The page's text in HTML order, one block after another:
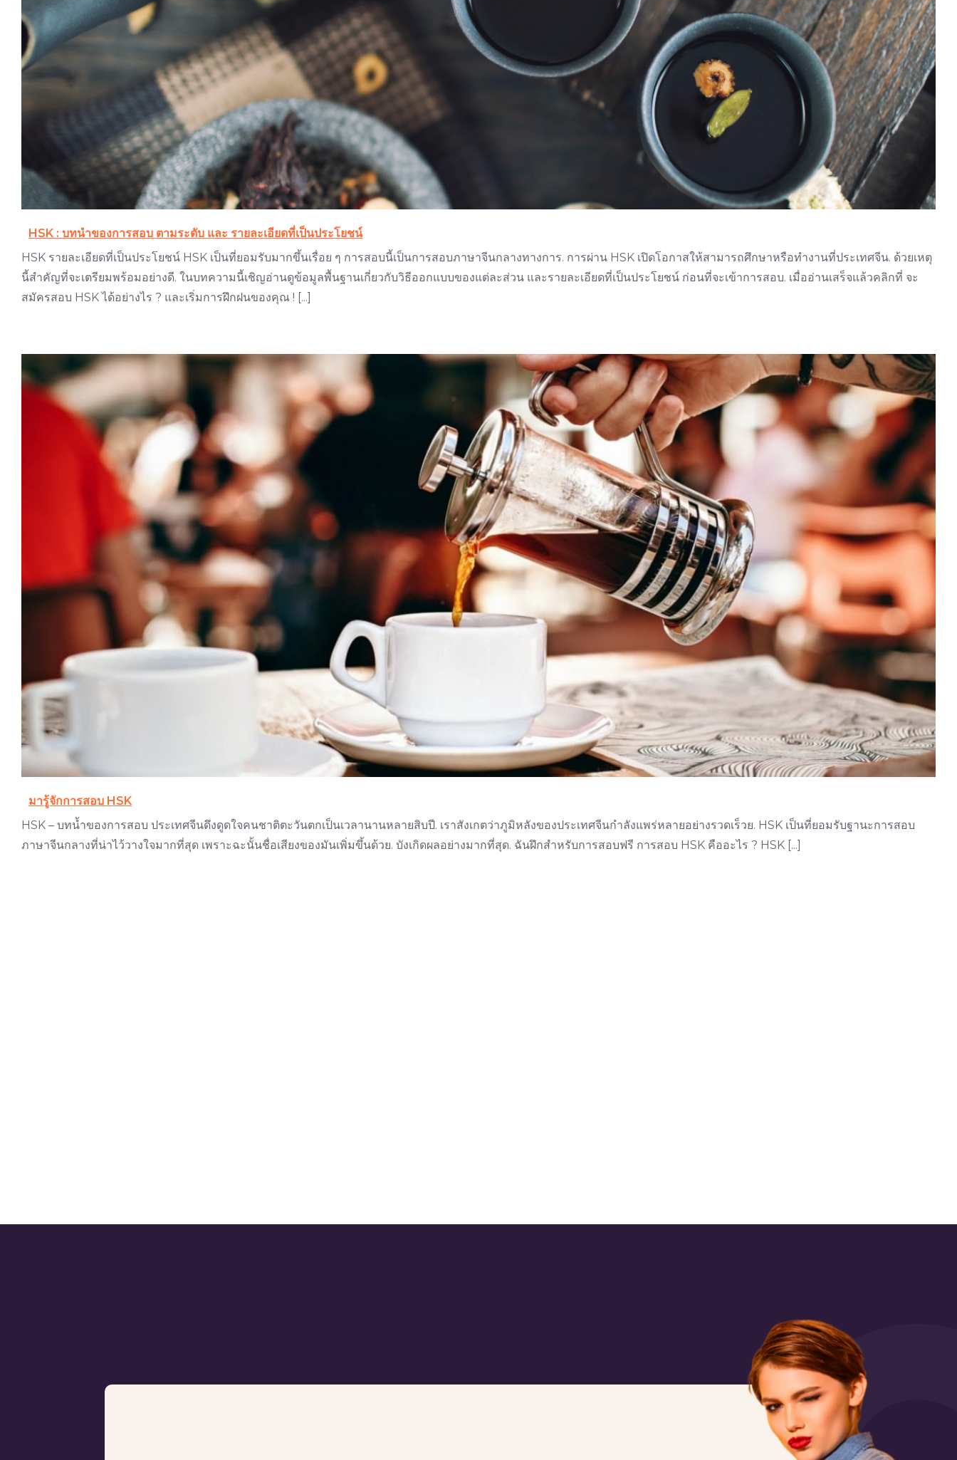
HSK : บทนำของการสอบ ตามระดับ และ ราย​ละเอียด​ที่​เป็น​ประโยชน์
HSK รายละเอียดที่เป็นประโยชน์ HSK เป็นที่ยอมรับมากขึ้นเรื่อย ๆ การสอบนี้เป็นการสอบภาษาจีนกลางทางการ. การผ่าน HSK เปิดโอกาสให้สามารถศึกษาหรือทำงานที่ประเทศจีน. ด้วยเหตุ
นี้สำคัญที่จะเตรียมพร้อมอย่างดี. ในบทความนี้เชิญอ่านดูข้อมูลพื้นฐานเกี่ยวกับวิธีออกแบบของแต่ละส่วน และรายละเอียดที่เป็นประโยชน์ ก่อนที่จะเข้าการสอบ. เมื่ออ่านเสร็จแล้วคลิกที่ จะ
สมัครสอบ HSK ได้อย่างไร ? และเริ่มการฝึกฝนของคุณ ! [...]
มารู้จักการสอบ HSK
HSK – บทน้ำของการสอบ ประเทศจีนดึงดูดใจคนชาติตะวันตกเป็นเวลานานหลายสิบปี. เราสังเกตว่าภูมิหลังของประเทศจีนกำลังแพร่หลายอย่างรวดเร็วย. HSK เป็นที่ยอมรับฐานะการสอบ
ภาษาจีนกลางที่น่าไว้วางใจมากที่สุด เพราะฉะนั้นชื่อเสียงของมันเพิ่มขึ้นด้วย. บังเกิดผลอย่างมากที่สุด. ฉันฝึกสำหรับการสอบฟรี การสอบ HSK คืออะไร ? HSK [...]